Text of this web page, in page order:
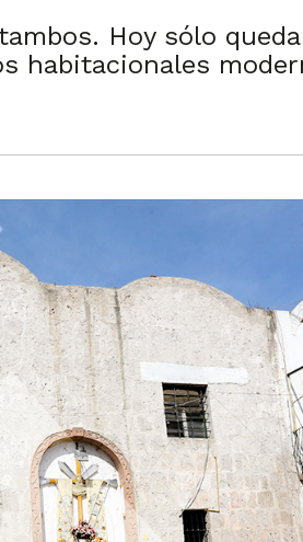
Hoy sólo
habitacionales